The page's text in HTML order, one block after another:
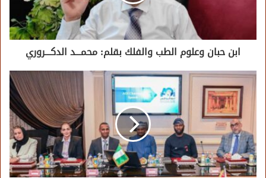
ابن حبان وعلوم الطب والفلك بقلم: محمـــد الدكـــروري